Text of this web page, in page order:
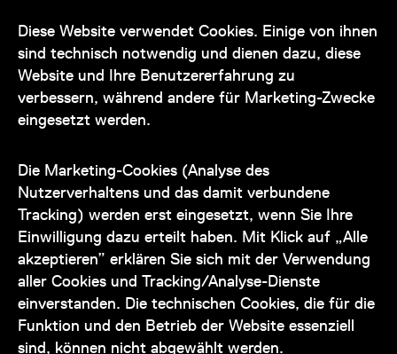
Diese Website verwendet Cookies. Einige von ihnen
sind technisch notwendig und dienen dazu, diese
Website und Ihre Benutzererfahrung zu
verbessern, während andere für Marketing-Zwecke
eingesetzt werden.
Die Marketing-Cookies (Analyse des
Nutzerverhaltens und das damit verbundene
Tracking) werden erst eingesetzt, wenn Sie Ihre
Einwilligung dazu erteilt haben. Mit Klick auf „Alle
akzeptieren” erklären Sie sich mit der Verwendung
aller Cookies und Tracking/Analyse-Dienste
einverstanden. Die technischen Cookies, die für die
Funktion und den Betrieb der Website essenziell
sind, können nicht abgewählt werden.
Kontakt
zu den Öffnungszeiten des Museums
auch telefonisch zur Verfügung:
+43 1 505 87 47 85173
service@wienmuseum.at